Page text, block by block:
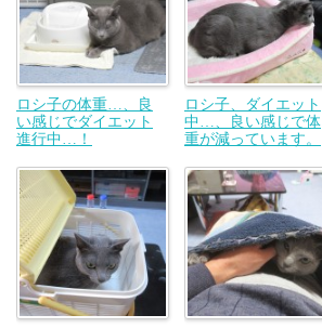
ロシ子の体重…、良
い感じでダイエット
進行中…！
ロシ子、ダイエット
中…、良い感じで体
重が減っています。